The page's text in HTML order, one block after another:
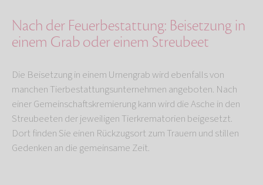
Nach der Feuerbestattung: Beisetzung in
einem Grab oder einem Streubeet
Die Beisetzung in einem Urnengrab wird ebenfalls von
manchen Tierbestattungsunternehmen angeboten. Nach
einer Gemeinschaftskremierung kann wird die Asche in den
Streubeeten der jeweiligen Tierkrematorien beigesetzt.
Dort finden Sie einen Rückzugsort zum Trauern und stillen
Gedenken an die gemeinsame Zeit.